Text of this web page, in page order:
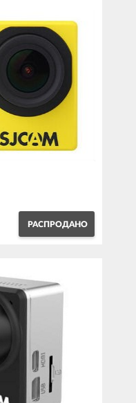
РАСПРОДАНО